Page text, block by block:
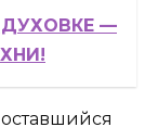
—